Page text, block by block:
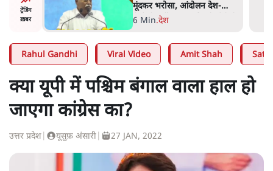
ट्रेंडिंग
ख़बर
बोले थे-
की सड़क हादसे में मौत, जेल में बंद
भाई से मिलने जा रहे थे
5 Min.उत्तर प्रदेश
Rahul Gandhi Viral Video Amit Shah
क्या यूपी में पश्चिम बंगाल वाला हाल हो
जाएगा कांग्रेस का?
उत्तर प्रदेश यूसुफ़ अंसारी 27 JAN, 2022